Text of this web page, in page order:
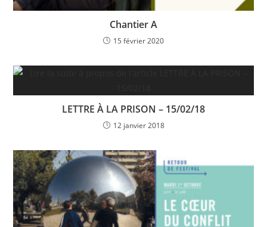
Chantier A
15 février 2020
LETTRE À LA PRISON – 15/02/18
12 janvier 2018